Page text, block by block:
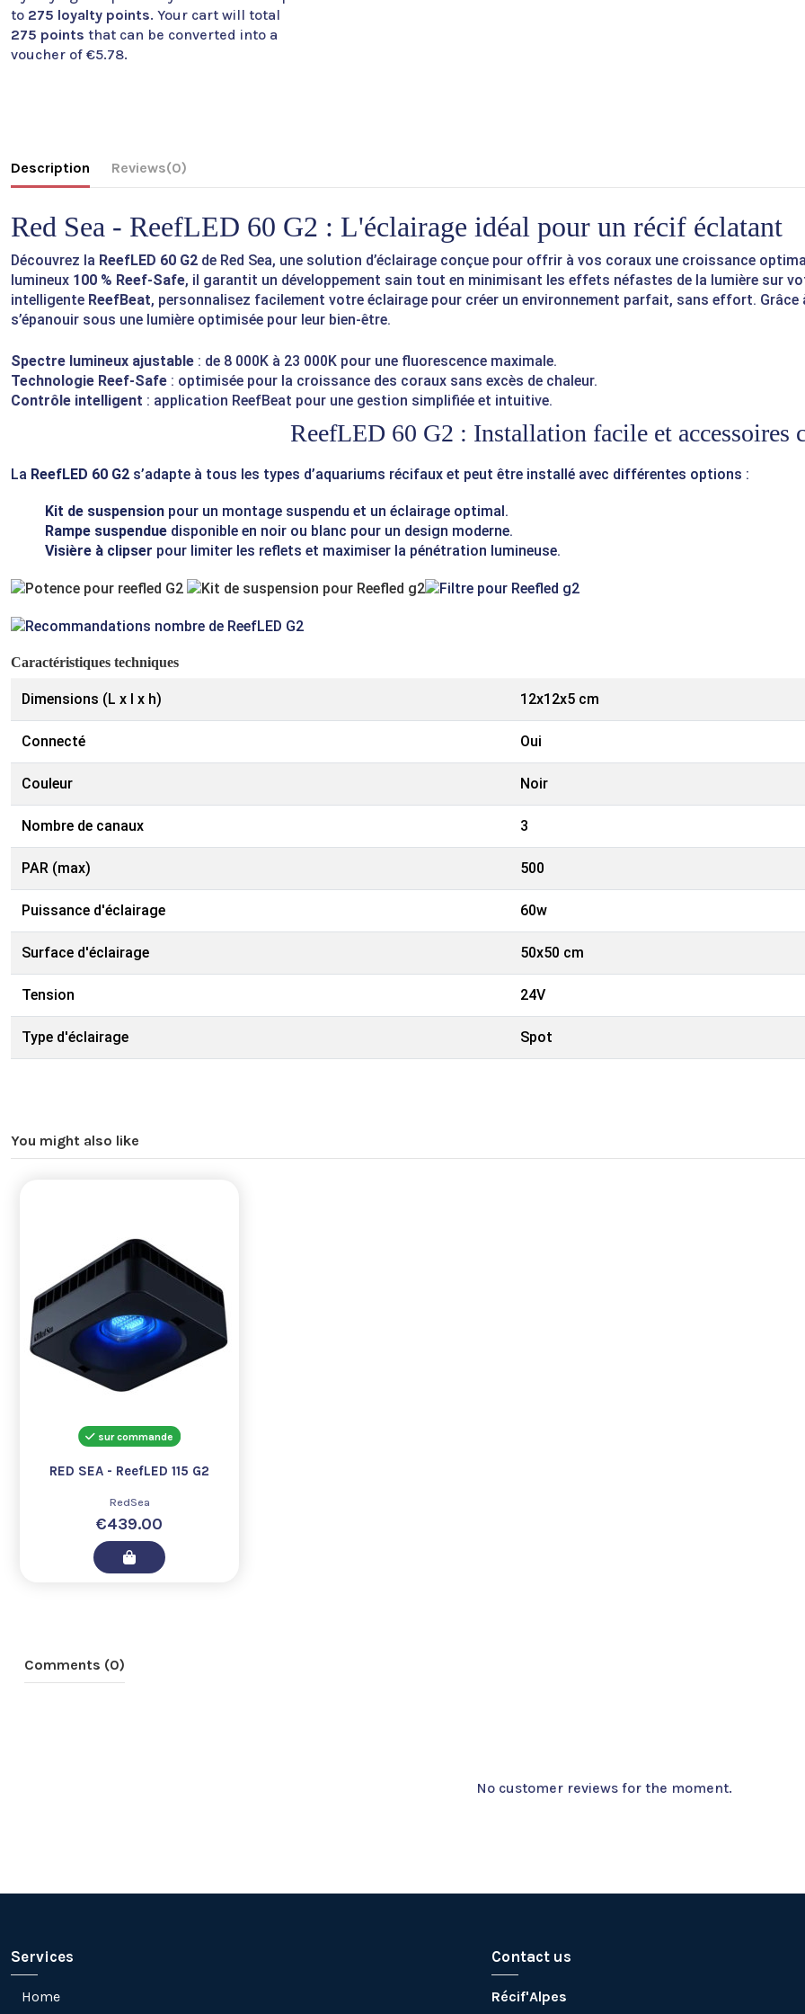
to 275 loyalty points. Your cart will total
275 points that can be converted into a
voucher of €5.78.
Description Reviews(0)
Red Sea - ReefLED 60 G2 : L'éclairage idéal pour un récif éclatant
Découvrez la ReefLED 60 G2 de Red Sea, une solution d’éclairage conçue pour offrir à vos coraux une croissance
lumineux 100 % Reef-Safe, il garantit un développement sain tout en minimisant les effets néfastes de la lumière sur
intelligente ReefBeat, personnalisez facilement votre éclairage pour créer un environnement parfait, sans effort. Grâce
s’épanouir sous une lumière optimisée pour leur bien-être.
Spectre lumineux ajustable : de 8 000K à 23 000K pour une fluorescence maximale.
Technologie Reef-Safe : optimisée pour la croissance des coraux sans excès de chaleur.
Contrôle intelligent : application ReefBeat pour une gestion simplifiée et intuitive.
ReefLED 60 G2 : Installation facile et accessoires
La ReefLED 60 G2 s’adapte à tous les types d’aquariums récifaux et peut être installé avec différentes options :
Kit de suspension pour un montage suspendu et un éclairage optimal.
Rampe suspendue disponible en noir ou blanc pour un design moderne.
Visière à clipser pour limiter les reflets et maximiser la pénétration lumineuse.
Caractéristiques techniques
Dimensions (L x l x h) 12x12x5 cm
Connecté Oui
Couleur Noir
Nombre de canaux 3
PAR (max) 500
Puissance d'éclairage 60w
Surface d'éclairage 50x50 cm
Tension 24V
Type d'éclairage Spot
You might also like
sur commande
RED SEA - ReefLED 115 G2
RedSea
€439.00
Comments (0)
No customer reviews for the moment.
Services
Home
Contact us
Récif'Alpes